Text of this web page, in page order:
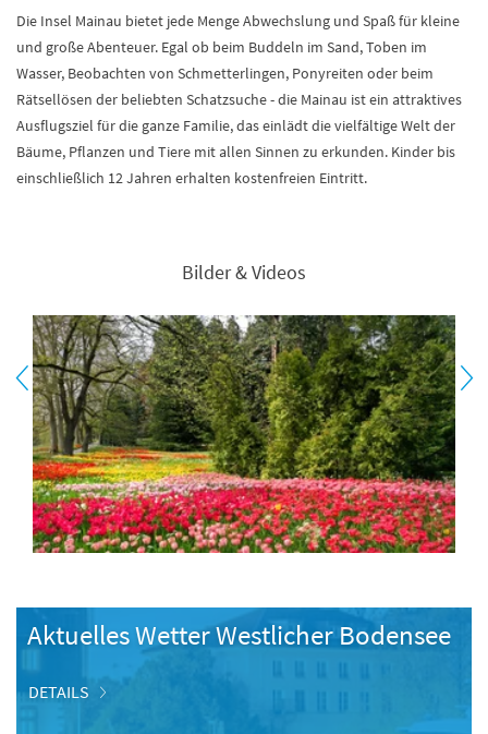
Die Insel Mainau bietet jede Menge Abwechslung und Spaß für kleine
und große Abenteuer. Egal ob beim Buddeln im Sand, Toben im
Wasser, Beobachten von Schmetterlingen, Ponyreiten oder beim
Rätsellösen der beliebten Schatzsuche - die Mainau ist ein attraktives
Ausflugsziel für die ganze Familie, das einlädt die vielfältige Welt der
Bäume, Pflanzen und Tiere mit allen Sinnen zu erkunden. Kinder bis
einschließlich 12 Jahren erhalten kostenfreien Eintritt.
Bilder & Videos
Aktuelles Wetter Westlicher Bodensee
DETAILS